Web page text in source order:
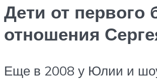
Дети от первого
отношения
Еще в 2008 у Юлии и